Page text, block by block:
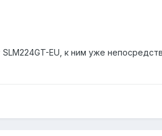
EU, к ним уже